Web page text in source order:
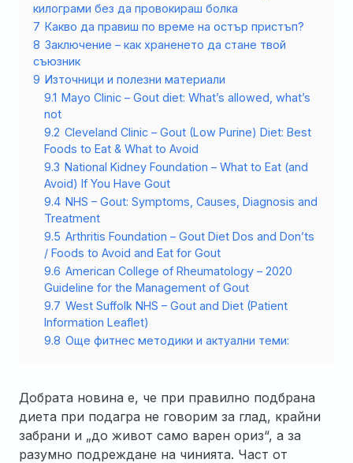
килограми без да провокираш болка
7 Какво да правиш по време на остър пристъп?
8 Заключение – как храненето да стане твой
съюзник
9 Източници и полезни материали
9.1 Mayo Clinic – Gout diet: What’s allowed, what’s
not
9.2 Cleveland Clinic – Gout (Low Purine) Diet: Best
Foods to Eat & What to Avoid
9.3 National Kidney Foundation – What to Eat (and
Avoid) If You Have Gout
9.4 NHS – Gout: Symptoms, Causes, Diagnosis and
Treatment
9.5 Arthritis Foundation – Gout Diet Dos and Don’ts
/ Foods to Avoid and Eat for Gout
9.6 American College of Rheumatology – 2020
Guideline for the Management of Gout
9.7 West Suffolk NHS – Gout and Diet (Patient
Information Leaflet)
9.8 Още фитнес методики и актуални теми:
Добрата новина е, че при правилно подбрана
диета при подагра не говорим за глад, крайни
забрани и „до живот само варен ориз“, а за
разумно подреждане на чинията. Част от